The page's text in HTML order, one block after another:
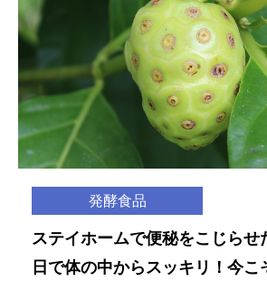
発酵食品
ステイホームで便秘をこじらせ
日で体の中からスッキリ！今こ